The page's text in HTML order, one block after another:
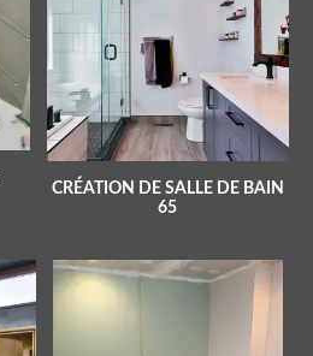
CRÉATION DE SALLE DE BAIN
65